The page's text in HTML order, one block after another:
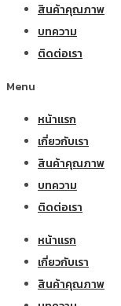
สินค้าคุณภาพ
บทความ
ติดต่อเรา
Menu
หน้าแรก
เกี่ยวกับเรา
สินค้าคุณภาพ
บทความ
ติดต่อเรา
หน้าแรก
เกี่ยวกับเรา
สินค้าคุณภาพ